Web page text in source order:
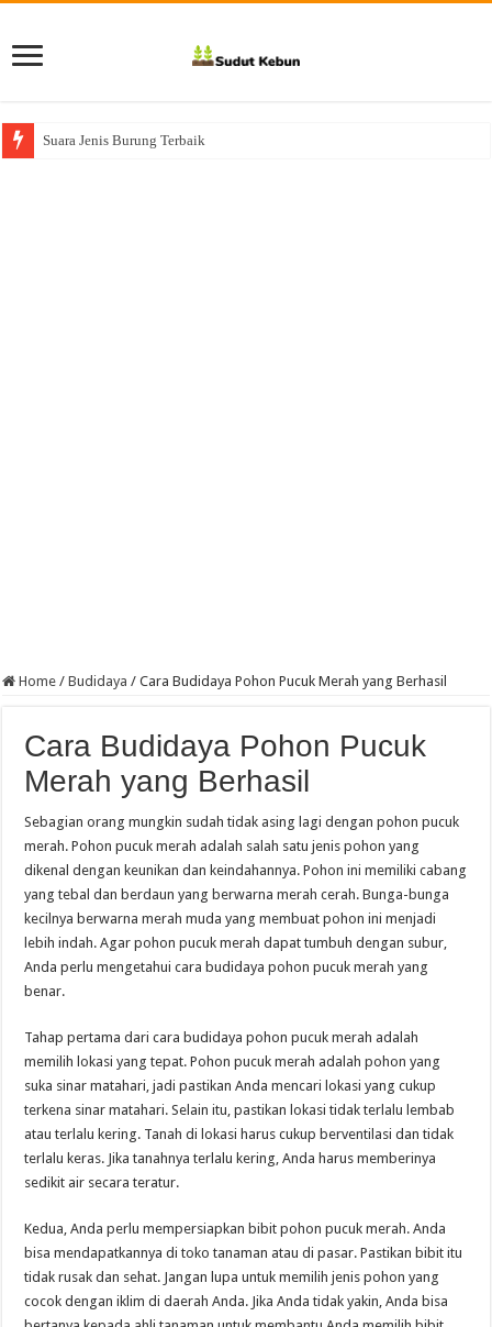
Suara Jenis Burung Terbaik
Home / Budidaya / Cara Budidaya Pohon Pucuk Merah yang Berhasil
Cara Budidaya Pohon Pucuk
Merah yang Berhasil
Sebagian orang mungkin sudah tidak asing lagi dengan pohon pucuk
merah. Pohon pucuk merah adalah salah satu jenis pohon yang
dikenal dengan keunikan dan keindahannya. Pohon ini memiliki cabang
yang tebal dan berdaun yang berwarna merah cerah. Bunga-bunga
kecilnya berwarna merah muda yang membuat pohon ini menjadi
lebih indah. Agar pohon pucuk merah dapat tumbuh dengan subur,
Anda perlu mengetahui cara budidaya pohon pucuk merah yang
benar.
Tahap pertama dari cara budidaya pohon pucuk merah adalah
memilih lokasi yang tepat. Pohon pucuk merah adalah pohon yang
suka sinar matahari, jadi pastikan Anda mencari lokasi yang cukup
terkena sinar matahari. Selain itu, pastikan lokasi tidak terlalu lembab
atau terlalu kering. Tanah di lokasi harus cukup berventilasi dan tidak
terlalu keras. Jika tanahnya terlalu kering, Anda harus memberinya
sedikit air secara teratur.
Kedua, Anda perlu mempersiapkan bibit pohon pucuk merah. Anda
bisa mendapatkannya di toko tanaman atau di pasar. Pastikan bibit itu
tidak rusak dan sehat. Jangan lupa untuk memilih jenis pohon yang
cocok dengan iklim di daerah Anda. Jika Anda tidak yakin, Anda bisa